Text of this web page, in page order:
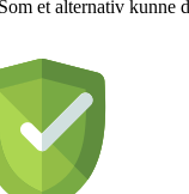
et alternativ